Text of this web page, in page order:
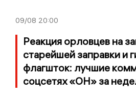
09/08 20:00
Реакция орловцев на
старейшей заправки и
флагшток: лучшие
соцсетях «ОН» за